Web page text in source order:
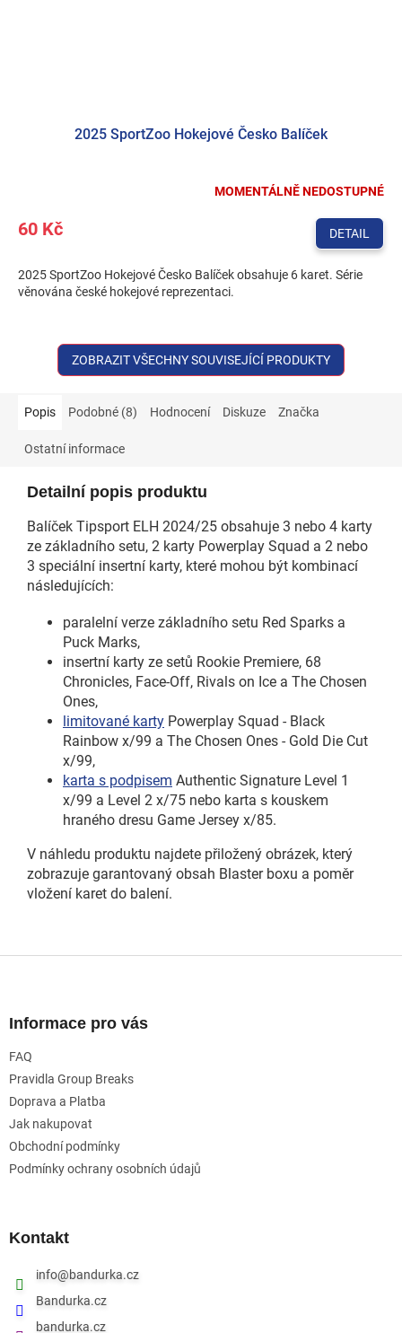
2025 SportZoo Hokejové Česko Balíček
MOMENTÁLNĚ NEDOSTUPNÉ
60 Kč DETAIL
2025 SportZoo Hokejové Česko Balíček obsahuje 6 karet. Série
věnována české hokejové reprezentaci.
ZOBRAZIT VŠECHNY SOUVISEJÍCÍ PRODUKTY
Popis Podobné (8) Hodnocení Diskuze Značka
Ostatní informace
Detailní popis produktu
Balíček Tipsport ELH 2024/25 obsahuje 3 nebo 4 karty
ze základního setu, 2 karty Powerplay Squad a 2 nebo
3 speciální insertní karty, které mohou být kombinací
následujících:
paralelní verze základního setu Red Sparks a
Puck Marks,
insertní karty ze setů Rookie Premiere, 68
Chronicles, Face-Off, Rivals on Ice a The Chosen
Ones,
limitované karty Powerplay Squad - Black
Rainbow x/99 a The Chosen Ones - Gold Die Cut
x/99,
karta s podpisem Authentic Signature Level 1
x/99 a Level 2 x/75 nebo karta s kouskem
hraného dresu Game Jersey x/85.
V náhledu produktu najdete přiložený obrázek, který
zobrazuje garantovaný obsah Blaster boxu a poměr
vložení karet do balení.
Informace pro vás
FAQ
Pravidla Group Breaks
Doprava a Platba
Jak nakupovat
Obchodní podmínky
Podmínky ochrany osobních údajů
Kontakt
info@bandurka.cz
Bandurka.cz
bandurka.cz